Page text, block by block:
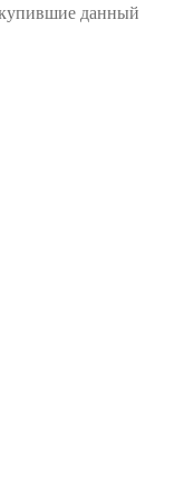
данный